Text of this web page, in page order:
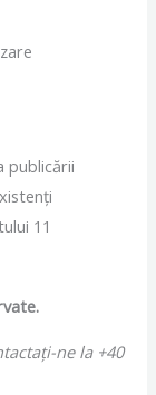
publicării
11
ne la +40